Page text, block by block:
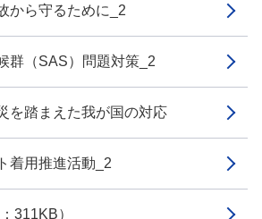
から守るために_2
群（SAS）問題対策_2
を踏まえた我が国の対応
着用推進活動_2
311KB）